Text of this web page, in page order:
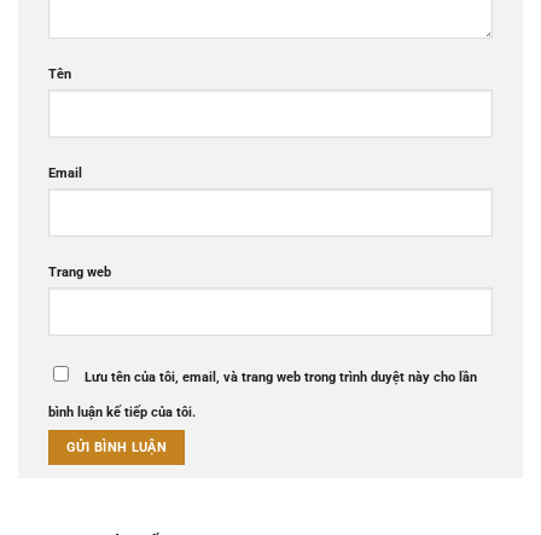
Tên
Email
Trang web
Lưu tên của tôi, email, và trang web trong trình duyệt này cho lần
bình luận kế tiếp của tôi.